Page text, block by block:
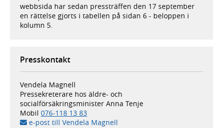
webbsida har sedan pressträffen den 17 september
en rättelse gjorts i tabellen på sidan 6 - beloppen i
kolumn 5.
Presskontakt
Vendela Magnell
Pressekreterare hos äldre- och
socialförsäkringsminister Anna Tenje
Mobil 076-118 13 83
e-post till Vendela Magnell